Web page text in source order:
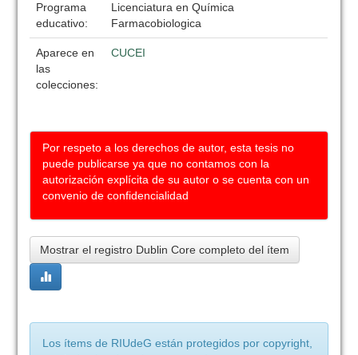
Programa
educativo:
Licenciatura en Química
Farmacobiologica
Aparece en
las
colecciones:
CUCEI
Por respeto a los derechos de autor, esta tesis no
puede publicarse ya que no contamos con la
autorización explícita de su autor o se cuenta con un
convenio de confidencialidad
Mostrar el registro Dublin Core completo del ítem
Los ítems de RIUdeG están protegidos por copyright,